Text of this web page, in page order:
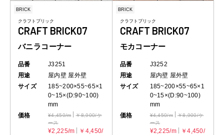
BRICK
クラフトブリック
CRAFT BRICK07
バニラコーナー
品番
J3251
用途
屋内壁 屋外壁
サイズ
185~200×55~65×1
0~15×(D:90~100)
mm
価格
¥4,450/m
￥8,900/ケ
ース
¥2,225/m
￥4,450/
BRICK
クラフトブリック
CRAFT BRICK07
モカコーナー
品番
J3252
用途
屋内壁 屋外壁
サイズ
185~200×55~65×1
0~15×(D:90~100)
mm
価格
¥4,450/m
￥8,900/ケ
ース
¥2,225/m
￥4,450/